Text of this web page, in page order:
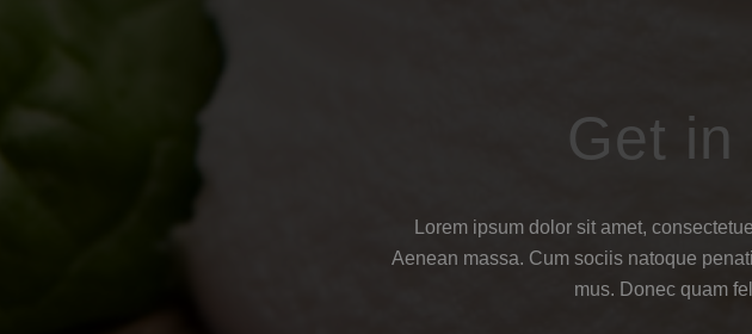
Get in
Lorem ipsum dolor sit amet,
Aenean massa. Cum sociis natoque
mus. Donec quam